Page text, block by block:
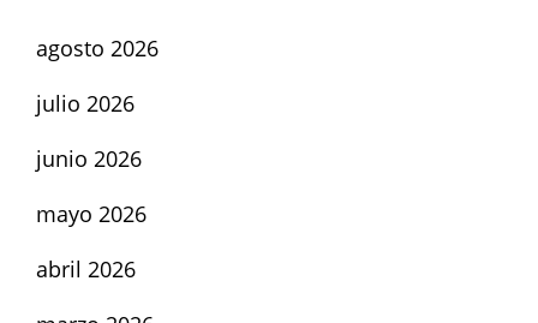
agosto 2026
julio 2026
junio 2026
mayo 2026
abril 2026